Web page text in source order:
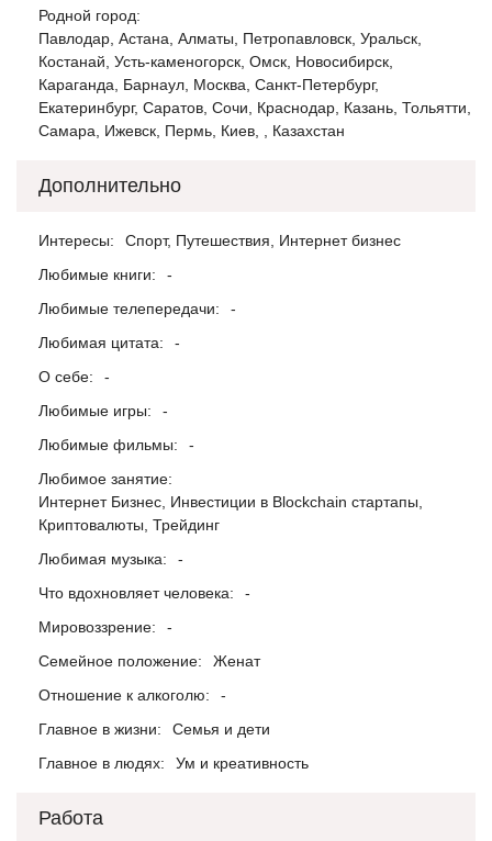
Родной город:
Павлодар, Астана, Алматы, Петропавловск, Уральск,
Костанай, Усть-каменогорск, Омск, Новосибирск,
Караганда, Барнаул, Москва, Санкт-Петербург,
Екатеринбург, Саратов, Сочи, Краснодар, Казань, Тольятти,
Самара, Ижевск, Пермь, Киев, , Казахстан
Дополнительно
Интересы:
Спорт, Путешествия, Интернет бизнес
Любимые книги:
-
Любимые телепередачи:
-
Любимая цитата:
-
О себе:
-
Любимые игры:
-
Любимые фильмы:
-
Любимое занятие:
Интернет Бизнес, Инвестиции в Blockchain стартапы,
Криптовалюты, Трейдинг
Любимая музыка:
-
Что вдохновляет человека:
-
Мировоззрение:
-
Семейное положение:
Женат
Отношение к алкоголю:
-
Главное в жизни:
Семья и дети
Главное в людях:
Ум и креативность
Работа